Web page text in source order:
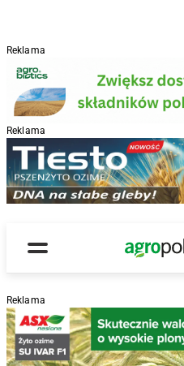
Reklama
Reklama
Menu
Main Logo
Reklama